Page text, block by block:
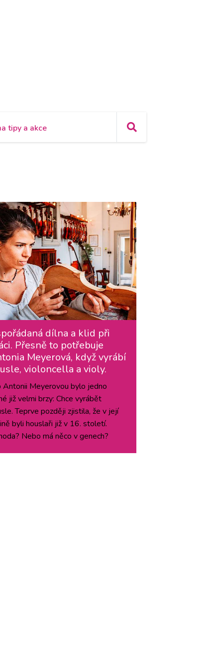
tipy a akce
dílna a klid při
Přesně to potřebuje
Meyerová, když vyrábí
violoncella a violy.
Antonii Meyerovou bylo jedno
již velmi brzy: Chce vyrábět
Teprve později zjistila, že v její
byli houslaři již v 16. století.
Nebo má něco v genech?